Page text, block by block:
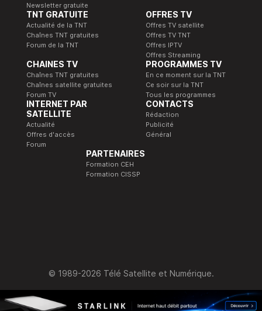
Newsletter gratuite
TNT GRATUITE
Actualité de la TNT
Chaînes TNT gratuites
Forum de la TNT
OFFRES TV
Offres TV satellite
Offres TV TNT
Offres IPTV
Offres Streaming
CHAINES TV
Chaînes TNT gratuites
Chaînes satellite gratuites
Forum TV
PROGRAMMES TV
En ce moment sur la TNT
Ce soir sur la TNT
Tous les programmes
INTERNET PAR
SATELLITE
Actualité
Offres d'accès
Forum
CONTACTS
Rédaction
Publicité
Général
PARTENAIRES
Formation CEH
Formation CISSP
© 1989-2026 Télé Satellite et Numérique.
Accès simplifié
Comment faire ? Plus tard Ne plus afficher